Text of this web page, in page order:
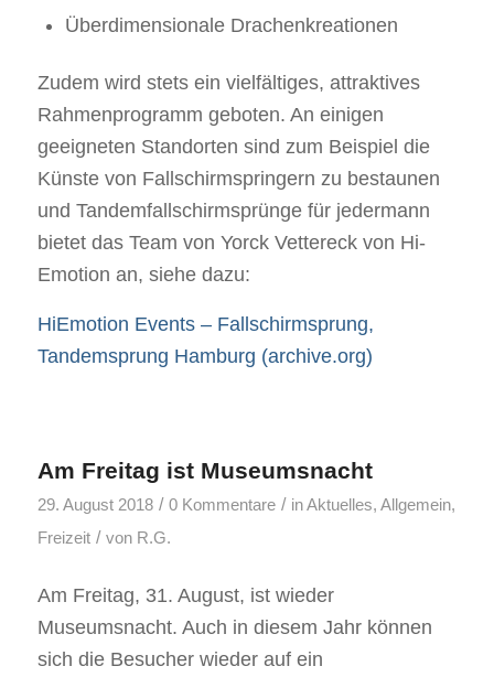
Überdimensionale Drachenkreationen
Zudem wird stets ein vielfältiges, attraktives
Rahmenprogramm geboten. An einigen
geeigneten Standorten sind zum Beispiel die
Künste von Fallschirmspringern zu bestaunen
und Tandemfallschirmsprünge für jedermann
bietet das Team von Yorck Vettereck von Hi-
Emotion an, siehe dazu:
HiEmotion Events – Fallschirmsprung,
Tandemsprung Hamburg (archive.org)
Am Freitag ist Museumsnacht
29. August 2018 / 0 Kommentare / inAktuelles, Allgemein,
Freizeit / von R.G.
Am Freitag, 31. August, ist wieder
Museumsnacht. Auch in diesem Jahr können
sich die Besucher wieder auf ein